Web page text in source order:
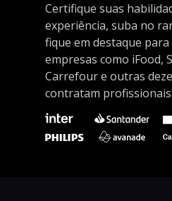
Certifique suas
experiência, suba no
fique em destaque
empresas como iFood,
Carrefour e outras
contratam profissionais